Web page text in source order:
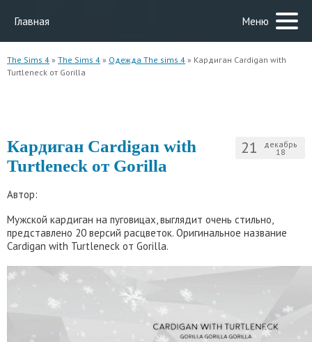
Главная Меню
The Sims 4 » The Sims 4 » Одежда The sims 4 » Кардиган Cardigan with
Turtleneck от Gorilla
21 декабрь
18
Кардиган Cardigan with
Turtleneck от Gorilla
Автор:
Мужской кардиган на пуговицах, выглядит очень стильно,
представлено 20 версий расцветок. Оригинальное название
Cardigan with Turtleneck от Gorilla.